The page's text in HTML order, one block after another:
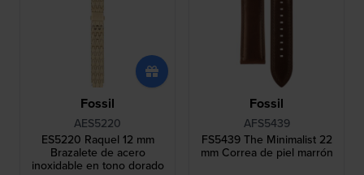
Fossil
AES5220
ES5220 Raquel 12 mm
Brazalete de acero
inoxidable en tono dorado
Fossil
AFS5439
FS5439 The Minimalist 22
mm Correa de piel marrón